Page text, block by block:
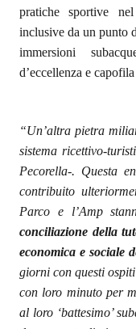
pratiche sportive
inclusive da un punto
immersioni
d’eccellenza e
“Un’altra pietra
sistema ricettivo-
Pecorella-. Questa
contribuito
Parco e l’Amp
conciliazione della
economica e sociale
giorni con questi
con loro minuto per
al loro ‘battesimo’